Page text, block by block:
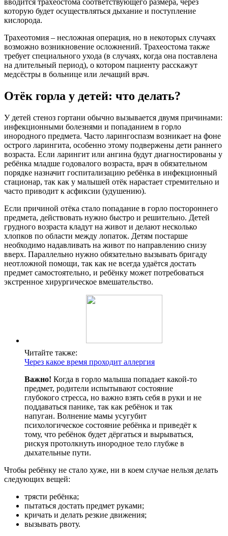
которую будет осуществляться дыхание и поступление
кислорода.
Трахеотомия – несложная операция, но в некоторых случаях
возможно возникновение осложнений. Трахеостома также
требует специального ухода (в случаях, когда она поставлена
на длительный период), о котором пациенту расскажут
медсёстры в больнице или лечащий врач.
Отёк горла у детей: что делать?
У детей стеноз гортани обычно вызывается двумя причинами:
инфекционными болезнями и попаданием в горло
инородного предмета. Часто ларингоспазм возникает на фоне
острого ларингита, особенно этому подвержены дети раннего
возраста. Если ларингит или ангина будут диагностированы у
ребёнка младше годовалого возраста, врач в обязательном
порядке назначит госпитализацию ребёнка в инфекционный
стационар, так как у малышей отёк нарастает стремительно и
часто приводит к асфиксии (удушению).
Если причиной отёка стало попадание в горло постороннего
предмета, действовать нужно быстро и решительно. Детей
грудного возраста кладут на живот и делают несколько
хлопков по области между лопаток. Детям постарше
необходимо надавливать на живот по направлению снизу
вверх. Параллельно нужно обязательно вызывать бригаду
неотложной помощи, так как не всегда удаётся достать
предмет самостоятельно, и ребёнку может потребоваться
экстренное хирургическое вмешательство.
Читайте также:
Через какое время проходит аллергия
Важно! Когда в горло малыша попадает какой-то
предмет, родители испытывают состояние
глубокого стресса, но важно взять себя в руки и не
поддаваться панике, так как ребёнок и так
напуган. Волнение мамы усугубит
психологическое состояние ребёнка и приведёт к
тому, что ребёнок будет дёргаться и вырываться,
рискуя протолкнуть инородное тело глубже в
дыхательные пути.
Чтобы ребёнку не стало хуже, ни в коем случае нельзя делать
следующих вещей:
трясти ребёнка;
пытаться достать предмет руками;
кричать и делать резкие движения;
вызывать рвоту.